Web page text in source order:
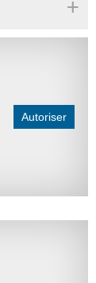
Autoriser